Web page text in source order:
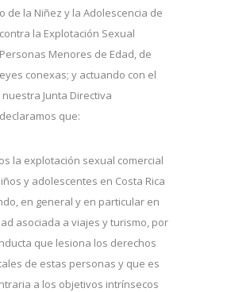
de la Niñez y la Adolescencia de
la Explotación Sexual
Menores de Edad, de
conexas; y actuando con el
Junta Directiva
que:
la explotación sexual comercial
y adolescentes en Costa Rica
en general y en particular en
asociada a viajes y turismo, por
que lesiona los derechos
de estas personas y que es
a los objetivos intrínsecos